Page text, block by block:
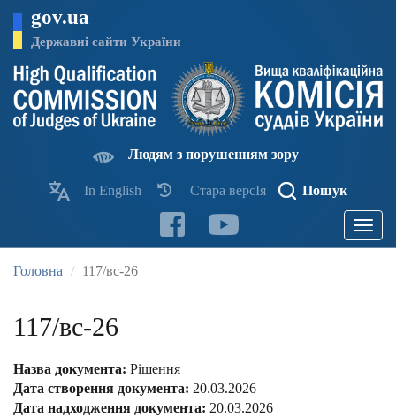
основного
матеріалу
gov.ua
Державні сайти України
Людям з порушенням зору
In English Стара версІя Пошук
Toggle
Головна 117/вс-26
117/вс-26
Назва документа: Рішення
Дата створення документа: 20.03.2026
Дата надходження документа: 20.03.2026